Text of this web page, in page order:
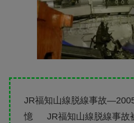
JR福知山線脱線事故
憶 JR福知山線脱線事故